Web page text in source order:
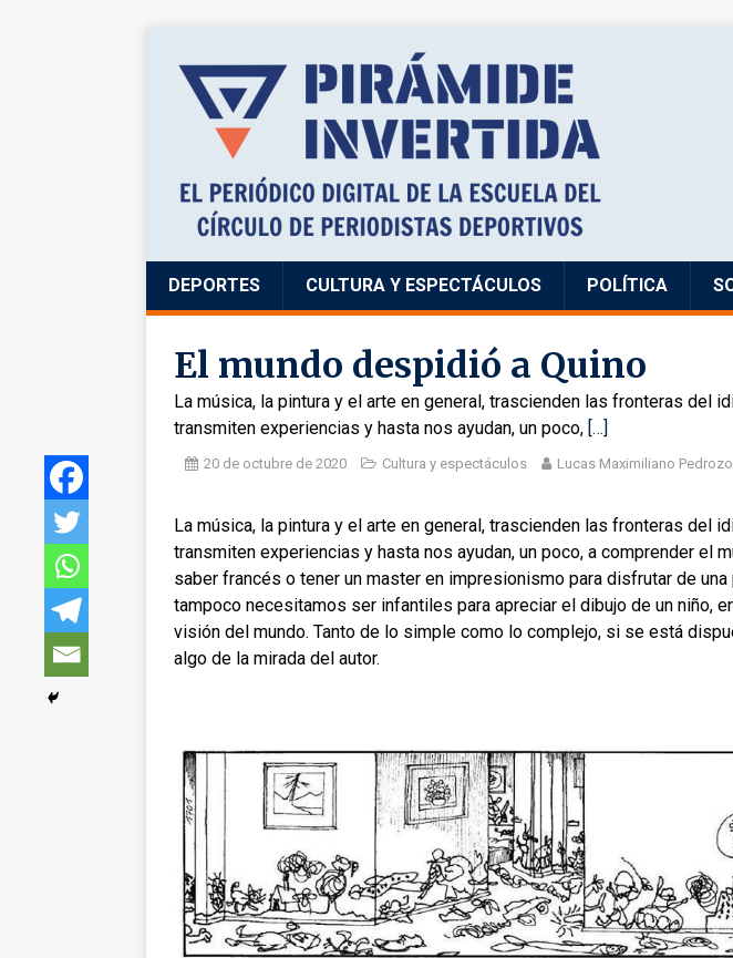
DEPORTES CULTURA Y ESPECTÁCULOS POLÍTICA
El mundo despidió a Quino
La música, la pintura y el arte en general, trascienden las fronteras del
transmiten experiencias y hasta nos ayudan, un poco, […]
20 de octubre de 2020 Cultura y espectáculos Lucas Maximiliano
La música, la pintura y el arte en general, trascienden las fronteras del
transmiten experiencias y hasta nos ayudan, un poco, a comprender el
saber francés o tener un master en impresionismo para disfrutar de una
tampoco necesitamos ser infantiles para apreciar el dibujo de un niño,
visión del mundo. Tanto de lo simple como lo complejo, si se está
algo de la mirada del autor.